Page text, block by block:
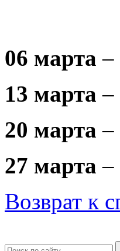
06 марта –
13 марта –
20 марта –
27 марта –
Возврат к